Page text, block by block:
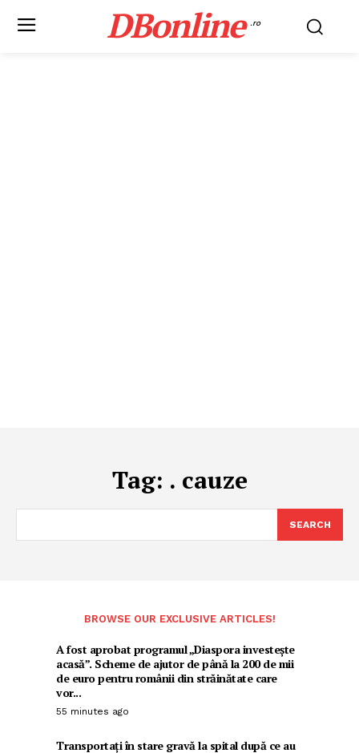
DBonline .ro
Tag: . cauze
SEARCH
BROWSE OUR EXCLUSIVE ARTICLES!
A fost aprobat programul „Diaspora investește
acasă”. Scheme de ajutor de până la 200 de mii
de euro pentru românii din străinătate care
vor...
55 minutes ago
Transportați în stare gravă la spital după ce au